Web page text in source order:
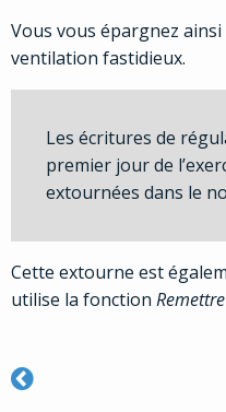
Vous vous épargnez
ventilation fastidieux.
Les écritures de
premier jour de
extournées dans le
Cette extourne est
utilise la fonction